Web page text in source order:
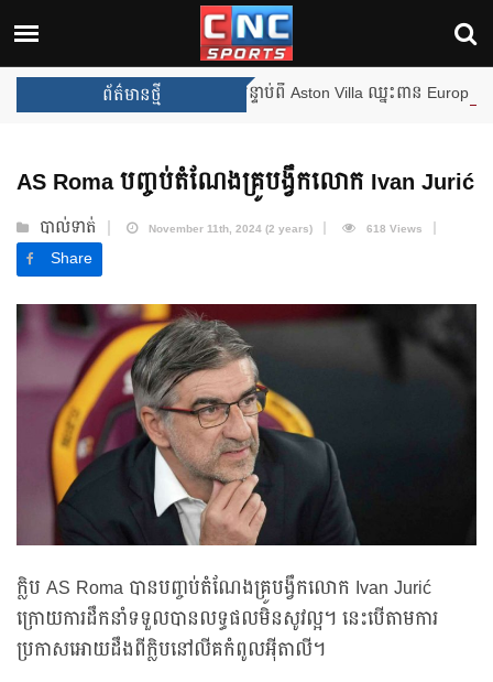
ព័ត៌មានថ្មី
ឈ្នះពានរង្វាន់បន្ថែមទៀត បន្ទាប់ពី Aston Villa ឈ្នះពាន Europa League
AS Roma បញ្ចប់តំណែងគ្រូបង្វឹកលោក Ivan Jurić
បាល់ទាត់ November 11th, 2024 (2 years) 618 Views
Share
ក្លិប AS Roma បានបញ្ចប់តំណែងគ្រូបង្វឹកលោក Ivan Jurić
ក្រោយការដឹកនាំទទួលបានលទ្ធផលមិនសូវល្អ។ នេះបើតាមការ
ប្រកាសអោយដឹងពីក្លិបនៅលីគកំពូលអ៊ីតាលី។